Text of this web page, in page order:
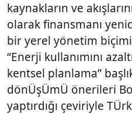
kaynakların ve
olarak finansmanı
bir yerel yönetim
“Enerji kullanımını
kentsel planlama”
dönÜşÜmÜ önerileri
yaptırdığı çeviriyle